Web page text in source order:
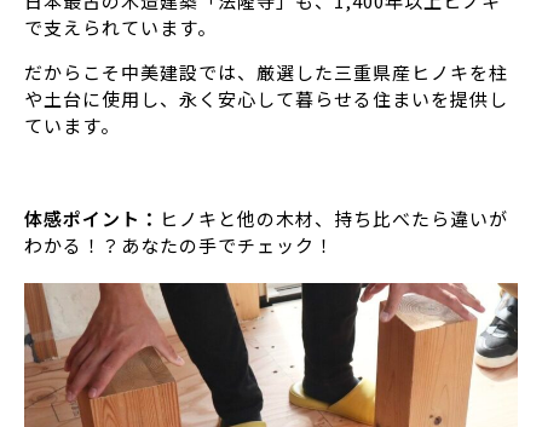
で支えられています。
だからこそ中美建設では、厳選した三重県産ヒノキを柱
や土台に使用し、永く安心して暮らせる住まいを提供し
ています。
体感ポイント： ヒノキと他の木材、持ち比べたら違いが
わかる！？あなたの手でチェック！